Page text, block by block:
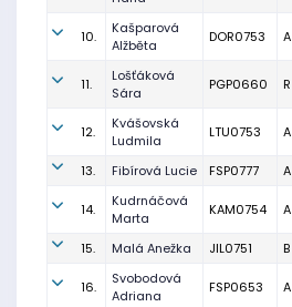
10.
Kašparová
Alžběta
DOR0753 A
11.
Lošťáková
Sára
PGP0660 R
12.
Kvášovská
Ludmila
LTU0753 A
13. Fibírová Lucie FSP0777 A
14.
Kudrnáčová
Marta
KAM0754 A
15. Malá Anežka JIL0751 B
16.
Svobodová
Adriana
FSP0653 A